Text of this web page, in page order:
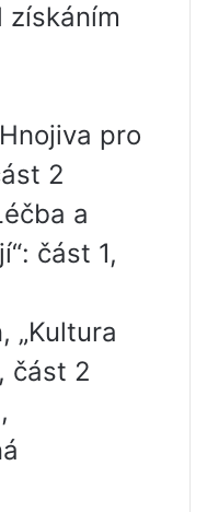
získáním
pro
2
a
část 1,
„Kultura
část 2